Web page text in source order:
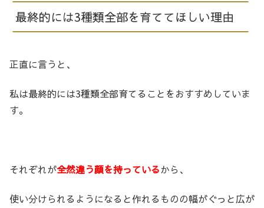
最終的には3種類全部を育ててほしい理由
正直に言うと、
私は最終的には3種類全部育てることをおすすめしていま
す。
それぞれが全然違う顔を持っているから、
使い分けられるようになると作れるものの幅がぐっと広が